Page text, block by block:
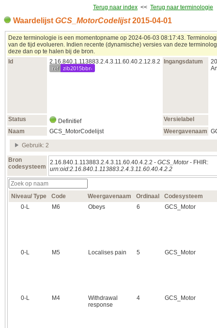
Terug naar index << Terug naar terminologie
Waardelijst GCS_MotorCodelijst2015‑04‑01
Deze terminologie is een momentopname op 2024‑06‑03 08:17:43.
van de tijd evolueren. Indien recente (dynamische) versies van deze
deze dan op te halen bij de bron.
Id
2.16.840.1.113883.2.4.3.11.60.40.2.12.8.2
ref zib2015bbr-
Ingangsdatum
Status Definitief
Versielabel
Naam
GCS_MotorCodelijst Weergavenaam
Gebruik: 2
Bron
codesysteem
2.16.840.1.113883.2.4.3.11.60.40.4.2.2 - GCS_Motor- FHIR:
urn:oid:2.16.840.1.113883.2.4.3.11.60.40.4.2.2
Niveau/ Type Code Weergavenaam Ordinaal
Codesysteem
0‑L
M6 Obeys 6 GCS_Motor
0‑L M5 Localises pain 5 GCS_Motor
0‑L M4
Withdrawal
response
4 GCS_Motor